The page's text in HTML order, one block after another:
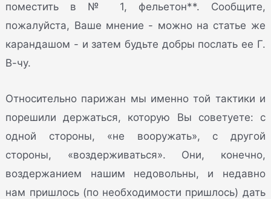
поместить в № 1, фельетон**. Сообщите,
пожалуйста, Ваше мнение - можно на статье же
карандашом - и затем будьте добры послать ее Г.
В-чу.
Относительно парижан мы именно той тактики и
порешили держаться, которую Вы советуете: с
одной стороны, «не вооружать», с другой
стороны, «воздерживаться». Они, конечно,
воздержанием нашим недовольны, и недавно
нам пришлось (по необходимости пришлось) дать